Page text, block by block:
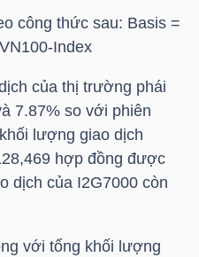
công thức sau: Basis =
Index
của thị trường phái
7.87% so với phiên
lượng giao dịch
hợp đồng được
dịch của I2G7000 còn
với tổng khối lượng